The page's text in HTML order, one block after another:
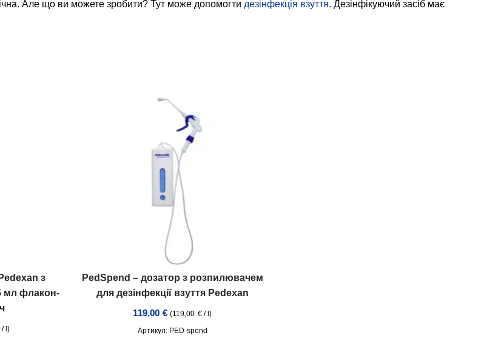
Але що ви можете зробити? Тут може допомогти дезінфекція взуття. Дезінфікуючий засіб має
з
мл флакон-
/l)
PedSpend – дозатор з розпилювачем
для дезінфекції взуття Pedexan
119,00 € (119,00 € /l)
Артикул: PED-spend